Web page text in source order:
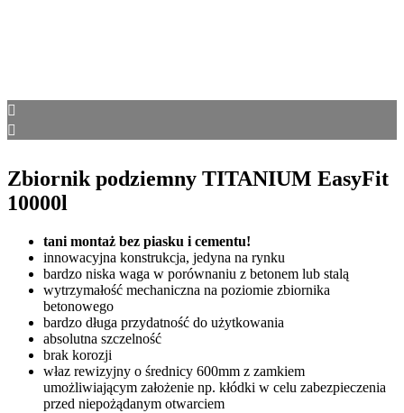
Zbiornik podziemny TITANIUM EasyFit
10000l
tani montaż bez piasku i cementu!
innowacyjna konstrukcja, jedyna na rynku
bardzo niska waga w porównaniu z betonem lub stalą
wytrzymałość mechaniczna na poziomie zbiornika
betonowego
bardzo długa przydatność do użytkowania
absolutna szczelność
brak korozji
właz rewizyjny o średnicy 600mm z zamkiem
umożliwiającym założenie np. kłódki w celu zabezpieczenia
przed niepożądanym otwarciem